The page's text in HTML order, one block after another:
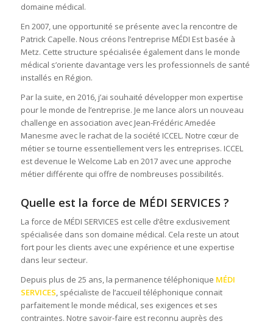
domaine médical.
En 2007, une opportunité se présente avec la rencontre de
Patrick Capelle. Nous créons l’entreprise MÉDI Est basée à
Metz. Cette structure spécialisée également dans le monde
médical s’oriente davantage vers les professionnels de santé
installés en Région.
Par la suite, en 2016, j’ai souhaité développer mon expertise
pour le monde de l’entreprise. Je me lance alors un nouveau
challenge en association avec Jean-Frédéric Amedée
Manesme avec le rachat de la société ICCEL. Notre cœur de
métier se tourne essentiellement vers les entreprises. ICCEL
est devenue le Welcome Lab en 2017 avec une approche
métier différente qui offre de nombreuses possibilités.
Quelle est la force de MÉDI SERVICES ?
La force de MÉDI SERVICES est celle d’être exclusivement
spécialisée dans son domaine médical. Cela reste un atout
fort pour les clients avec une expérience et une expertise
dans leur secteur.
Depuis plus de 25 ans, la permanence téléphonique MÉDI
SERVICES, spécialiste de l’accueil téléphonique connait
parfaitement le monde médical, ses exigences et ses
contraintes. Notre savoir-faire est reconnu auprès des